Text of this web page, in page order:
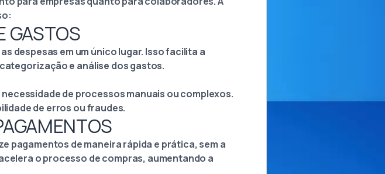
GASTOS
despesas em um único lugar. Isso facilita a
e análise dos gastos.
de processos manuais ou complexos.
de erros ou fraudes.
pagamentos de maneira rápida e prática, sem a
o processo de compras, aumentando a